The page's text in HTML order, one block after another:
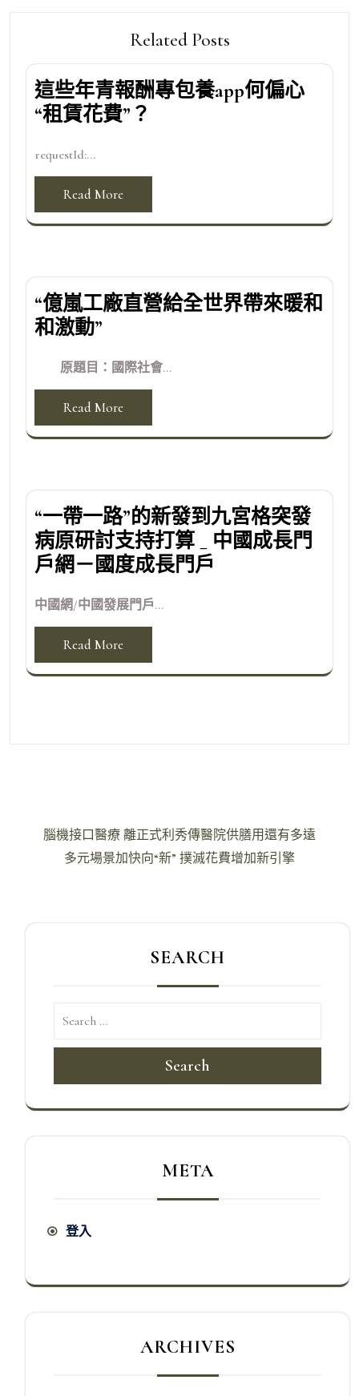
Related Posts
這些年青報酬專包養app何偏心
“租賃花費”？
requestId:...
Read More
“億嵐工廠直營給全世界帶來暖和
和激動”
原題目：國際社會...
Read More
“一帶一路”的新發到九宮格突發
病原研討支持打算 _ 中國成長門
戶網－國度成長門戶
中國網/中國發展門戶...
Read More
腦機接口醫療 離正式利秀傳醫院供膳用還有多遠
多元場景加快向“新” 撲滅花費增加新引擎
SEARCH
Search
META
登入
ARCHIVES